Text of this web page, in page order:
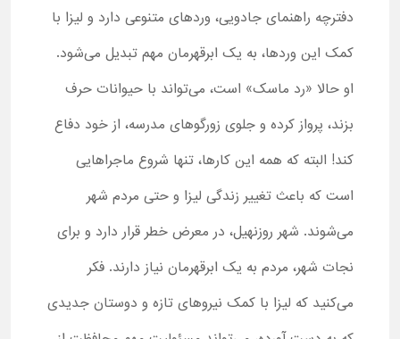
دفترچه راهنمای جادویی، وردهای متنوعی دارد و لیزا با
کمک این وردها، به یک ابرقهرمان مهم تبدیل می‌شود.
او حالا «رد ماسک» است، می‌تواند با حیوانات حرف
بزند، پرواز کرده و جلوی زورگوهای مدرسه، از خود دفاع
کند! البته که همه این کارها، تنها شروع ماجراهایی
است که باعث تغییر زندگی لیزا و حتی مردم شهر
می‌شوند. شهر روزنهیل، در معرض خطر قرار دارد و برای
نجات شهر، مردم به یک ابرقهرمان نیاز دارند. فکر
می‌کنید که لیزا با کمک نیروهای تازه و دوستان جدیدی